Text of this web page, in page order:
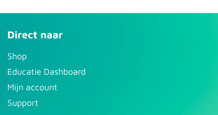
Direct naar
S​hop
Educatie Dashboard
Mijn account
Support